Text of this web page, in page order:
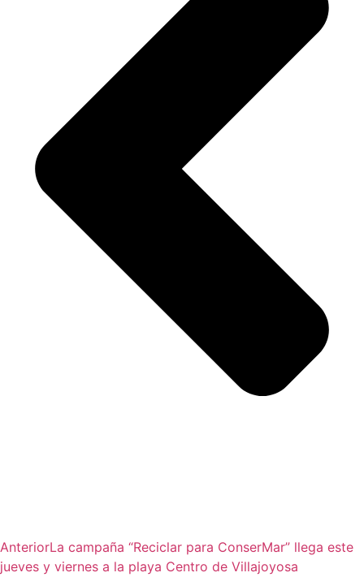
AnteriorLa campaña “Reciclar para ConserMar” llega este
jueves y viernes a la playa Centro de Villajoyosa